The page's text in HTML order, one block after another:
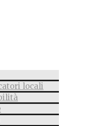
locali